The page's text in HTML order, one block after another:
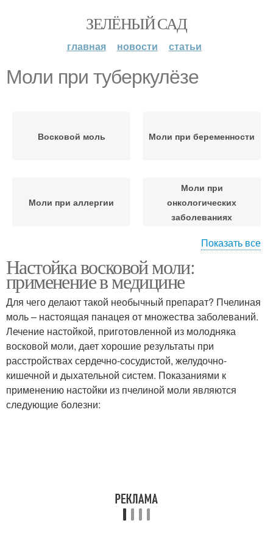
ЗЕЛЁНЫЙ САД
главная новости статьи
Моли при туберкулёзе
Восковой моль Моли при беременности
Моли при аллергии
Моли при
онкологических
заболеваниях
Моли в качестве Моли для защиты
Моли для борьбы
Показать все
Настойка восковой моли:
применение в медицине
Для чего делают такой необычный препарат? Пчелиная
моль – настоящая панацея от множества заболеваний.
Лечение настойкой, приготовленной из молодняка
восковой моли, дает хорошие результаты при
расстройствах сердечно-сосудистой, желудочно-
кишечной и дыхательной систем. Показаниями к
применению настойки из пчелиной моли являются
следующие болезни: